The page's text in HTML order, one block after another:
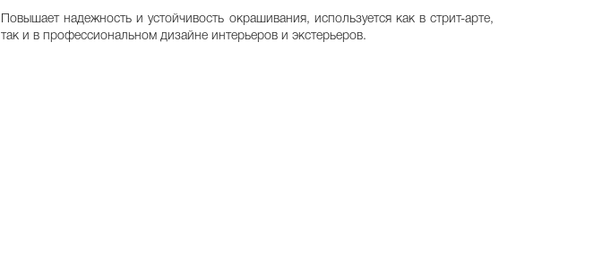
Повышает надежность и устойчивость окрашивания, используется как в стрит-арте,
так и в профессиональном дизайне интерьеров и экстерьеров.